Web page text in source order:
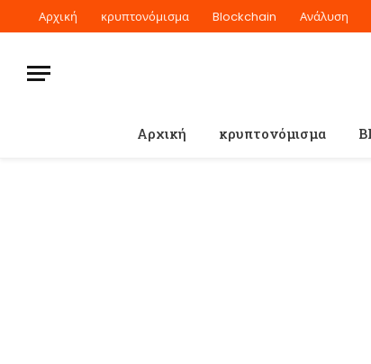
Αρχική κρυπτονόμισμα Blockchain Ανάλυση
Αρχική κρυπτονόμισμα